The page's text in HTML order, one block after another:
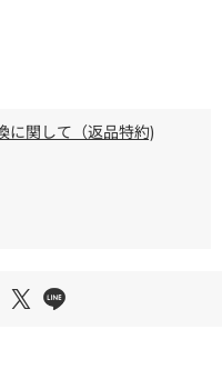
に関して（返品特約)